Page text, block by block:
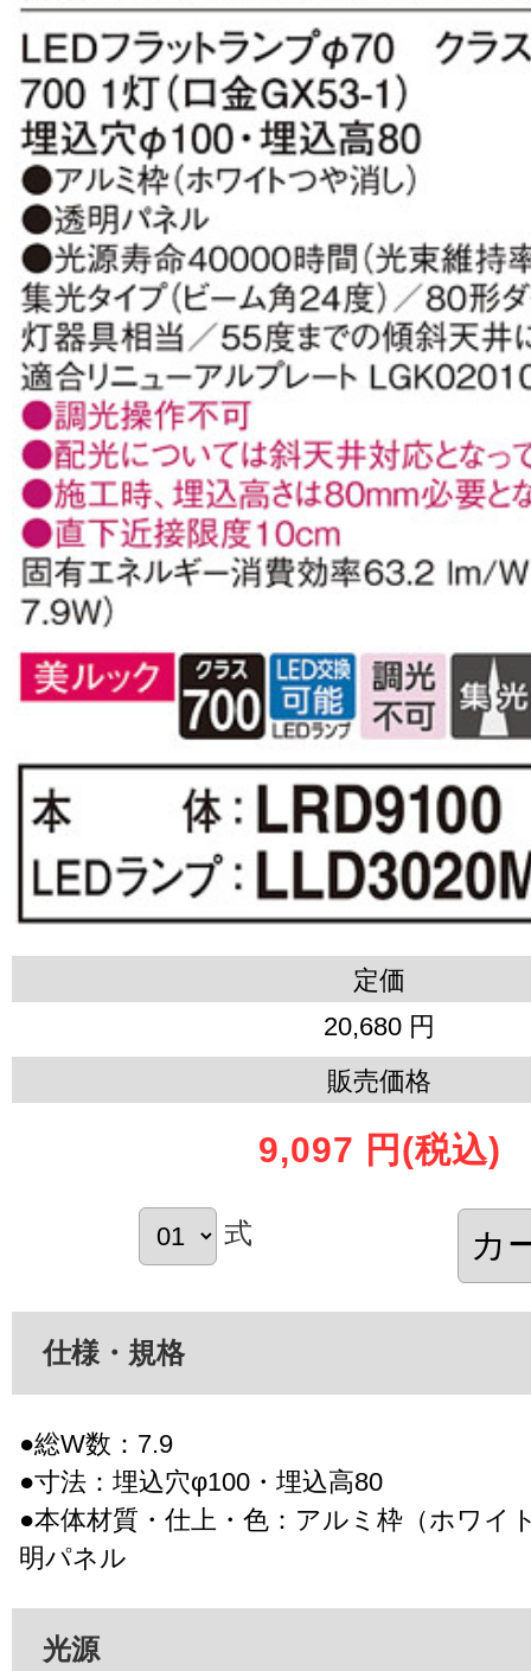
定価
20,680 円
販売価格
9,097 円 (税込)
式
仕様・規格
●総W数：7.9
●寸法：埋込穴φ100・埋込高80
●本体材質・仕上・色：アルミ枠（ホワイ
明パネル
光源